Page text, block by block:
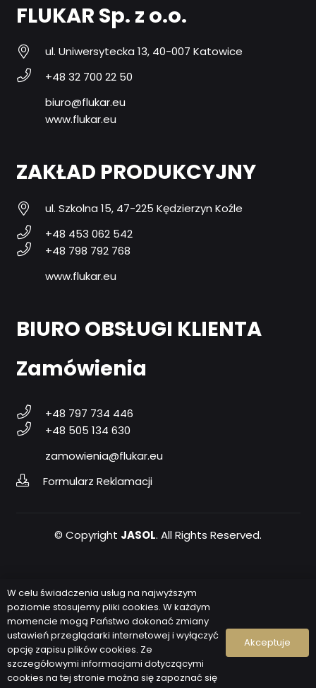
FLUKAR Sp. z o.o.
ul. Uniwersytecka 13, 40-007 Katowice
+48 32 700 22 50
biuro@flukar.eu
www.flukar.eu
ZAKŁAD PRODUKCYJNY
ul. Szkolna 15, 47-225 Kędzierzyn Koźle
+48 453 062 542
+48 798 792 768
www.flukar.eu
BIURO OBSŁUGI KLIENTA
Zamówienia
+48 797 734 446
+48 505 134 630
zamowienia@flukar.eu
Formularz Reklamacji
© Copyright JASOL. All Rights Reserved.
Polityka prywatności
RODO
Fundusze Europejskie
W celu świadczenia usług na najwyższym
poziomie stosujemy pliki cookies. W każdym
momencie mogą Państwo dokonać zmiany
ustawień przeglądarki internetowej i wyłączyć
opcję zapisu plików cookies. Ze
szczegółowymi informacjami dotyczącymi
cookies na tej stronie można się zapoznać się
Akceptuje